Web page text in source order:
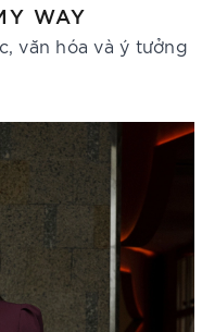
WAY
văn hóa và ý tưởng